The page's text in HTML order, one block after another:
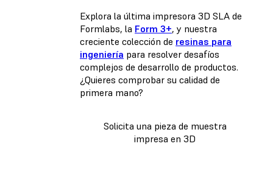
Explora la última impresora 3D SLA de
Formlabs, la Form 3+, y nuestra
creciente colección de resinas para
ingeniería para resolver desafíos
complejos de desarrollo de productos.
¿Quieres comprobar su calidad de
primera mano?
Solicita una pieza de muestra
impresa en 3D